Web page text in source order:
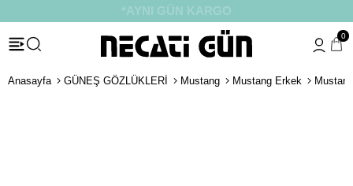
*HEDİYE PAKETİ & NOTU
0
Anasayfa GÜNEŞ GÖZLÜKLERİ Mustang Mustang Erkek